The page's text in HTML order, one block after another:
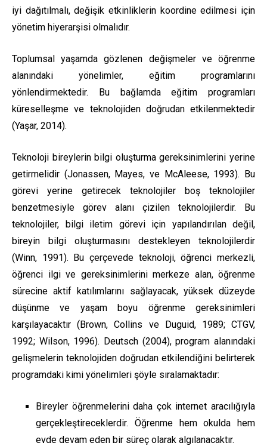
iyi dağıtılmalı, değişik etkinliklerin koordine edilmesi için
yönetim hiyerarşisi olmalıdır.
Toplumsal yaşamda gözlenen değişmeler ve öğrenme
alanındaki yönelimler, eğitim programlarını
yönlendirmektedir. Bu bağlamda eğitim programları
küreselleşme ve teknolojiden doğrudan etkilenmektedir
(Yaşar, 2014).
Teknoloji bireylerin bilgi oluşturma gereksinimlerini yerine
getirmelidir (Jonassen, Mayes, ve McAleese, 1993). Bu
görevi yerine getirecek teknolojiler boş teknolojiler
benzetmesiyle görev alanı çizilen teknolojilerdir. Bu
teknolojiler, bilgi iletim görevi için yapılandırılan değil,
bireyin bilgi oluşturmasını destekleyen teknolojilerdir
(Winn, 1991). Bu çerçevede teknoloji, öğrenci merkezli,
öğrenci ilgi ve gereksinimlerini merkeze alan, öğrenme
sürecine aktif katılımlarını sağlayacak, yüksek düzeyde
düşünme ve yaşam boyu öğrenme gereksinimleri
karşılayacaktır (Brown, Collins ve Duguid, 1989; CTGV,
1992; Wilson, 1996). Deutsch (2004), program alanındaki
gelişmelerin teknolojiden doğrudan etkilendiğini belirterek
programdaki kimi yönelimleri şöyle sıralamaktadır:
Bireyler öğrenmelerini daha çok internet aracılığıyla
gerçekleştireceklerdir. Öğrenme hem okulda hem
evde devam eden bir süreç olarak algılanacaktır.